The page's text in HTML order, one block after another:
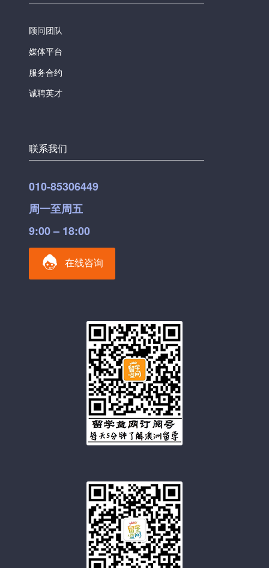
顾问团队
媒体平台
服务合约
诚聘英才
联系我们
010-85306449
周一至周五
9:00 – 18:00
在线咨询